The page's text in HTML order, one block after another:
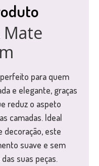
Mate
para quem
e elegante, graças
reduz o aspeto
camadas. Ideal
decoração, este
suave e sem
suas peças.